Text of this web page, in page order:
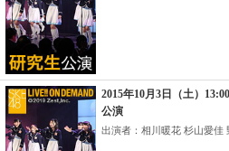
2015年10月3日（土）
公演
出演者：相川暖花 杉山愛佳